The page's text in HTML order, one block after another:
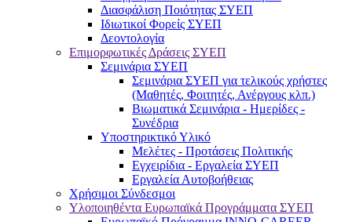
Διασφάλιση Ποιότητας ΣΥΕΠ
Ιδιωτικοί Φορείς ΣΥΕΠ
Δεοντολογία
Επιμορφωτικές Δράσεις ΣΥΕΠ
Σεμινάρια ΣΥΕΠ
Σεμινάρια ΣΥΕΠ για τελικούς χρήστες
(Μαθητές, Φοιτητές, Ανέργους κλπ.)
Βιωματικά Σεμινάρια - Ημερίδες -
Συνέδρια
Υποστηρικτικό Υλικό
Μελέτες - Προτάσεις Πολιτικής
Εγχειρίδια - Εργαλεία ΣΥΕΠ
Εργαλεία Αυτοβοήθειας
Χρήσιμοι Σύνδεσμοι
Υλοποιηθέντα Ευρωπαϊκά Προγράμματα ΣΥΕΠ